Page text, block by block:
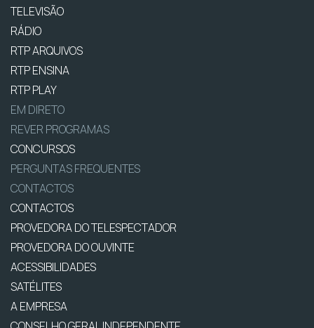
TELEVISÃO
RÁDIO
RTP ARQUIVOS
RTP ENSINA
RTP PLAY
EM DIRETO
REVER PROGRAMAS
CONCURSOS
PERGUNTAS FREQUENTES
CONTACTOS
CONTACTOS
PROVEDORA DO TELESPECTADOR
PROVEDORA DO OUVINTE
ACESSIBILIDADES
SATÉLITES
A EMPRESA